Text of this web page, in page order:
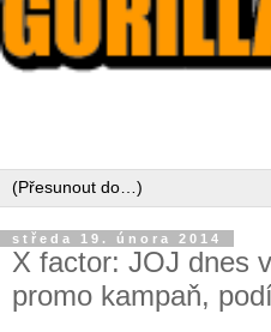
středa 19. února 2014
X factor: JOJ dnes
promo kampaň,